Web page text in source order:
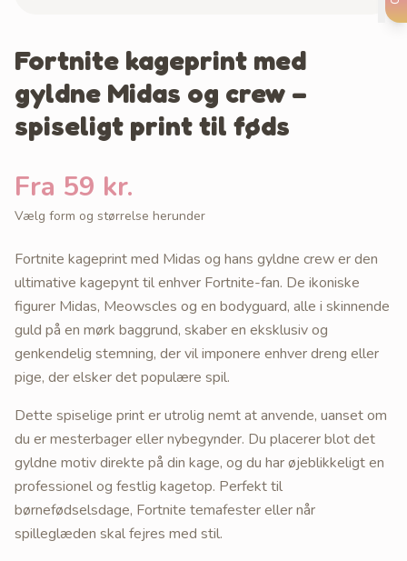
Fortnite kageprint med
gyldne Midas og crew –
spiseligt print til føds
Fra 59 kr.
Vælg form og størrelse herunder
Fortnite kageprint med Midas og hans gyldne crew er den
ultimative kagepynt til enhver Fortnite-fan. De ikoniske
figurer Midas, Meowscles og en bodyguard, alle i skinnende
guld på en mørk baggrund, skaber en eksklusiv og
genkendelig stemning, der vil imponere enhver dreng eller
pige, der elsker det populære spil.
Dette spiselige print er utrolig nemt at anvende, uanset om
du er mesterbager eller nybegynder. Du placerer blot det
gyldne motiv direkte på din kage, og du har øjeblikkeligt en
professionel og festlig kagetop. Perfekt til
børnefødselsdage, Fortnite temafester eller når
spilleglæden skal fejres med stil.